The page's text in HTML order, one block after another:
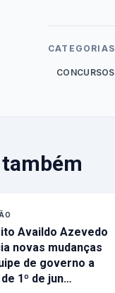
CATEGORIAS
CONCURSOS
Availdo Azevedo
novas mudanças
de governo a
1º de jun…